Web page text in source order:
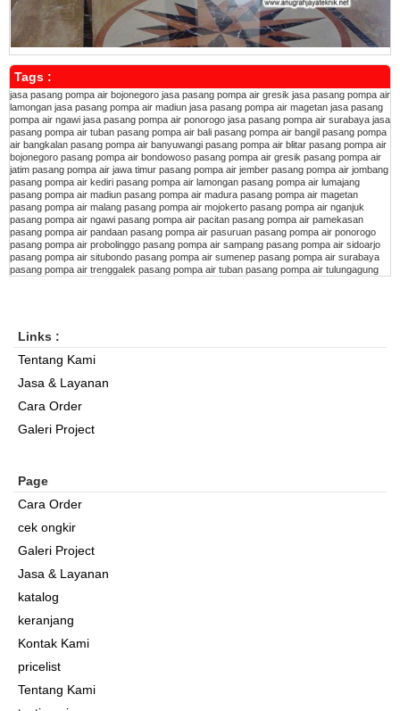
Tags :
jasa pasang pompa air bojonegoro jasa pasang pompa air gresik jasa pasang pompa air
lamongan jasa pasang pompa air madiun jasa pasang pompa air magetan jasa pasang
pompa air ngawi jasa pasang pompa air ponorogo jasa pasang pompa air surabaya jasa
pasang pompa air tuban pasang pompa air bali pasang pompa air bangil pasang pompa
air bangkalan pasang pompa air banyuwangi pasang pompa air blitar pasang pompa air
bojonegoro pasang pompa air bondowoso pasang pompa air gresik pasang pompa air
jatim pasang pompa air jawa timur pasang pompa air jember pasang pompa air jombang
pasang pompa air kediri pasang pompa air lamongan pasang pompa air lumajang
pasang pompa air madiun pasang pompa air madura pasang pompa air magetan
pasang pompa air malang pasang pompa air mojokerto pasang pompa air nganjuk
pasang pompa air ngawi pasang pompa air pacitan pasang pompa air pamekasan
pasang pompa air pandaan pasang pompa air pasuruan pasang pompa air ponorogo
pasang pompa air probolinggo pasang pompa air sampang pasang pompa air sidoarjo
pasang pompa air situbondo pasang pompa air sumenep pasang pompa air surabaya
pasang pompa air trenggalek pasang pompa air tuban pasang pompa air tulungagung
Links :
Tentang Kami
Jasa & Layanan
Cara Order
Galeri Project
Page
Cara Order
cek ongkir
Galeri Project
Jasa & Layanan
katalog
keranjang
Kontak Kami
pricelist
Tentang Kami